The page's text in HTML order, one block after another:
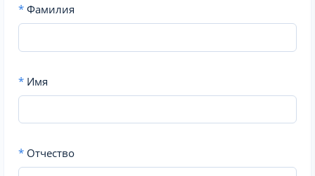
* Фамилия
* Имя
* Отчество